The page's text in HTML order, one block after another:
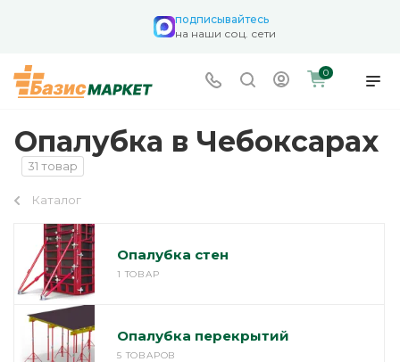
подписывайтесь
на наши соц. сети
0
Опалубка в Чебоксарах
31 товар
Каталог
Опалубка стен
1 ТОВАР
Опалубка перекрытий
5 ТОВАРОВ